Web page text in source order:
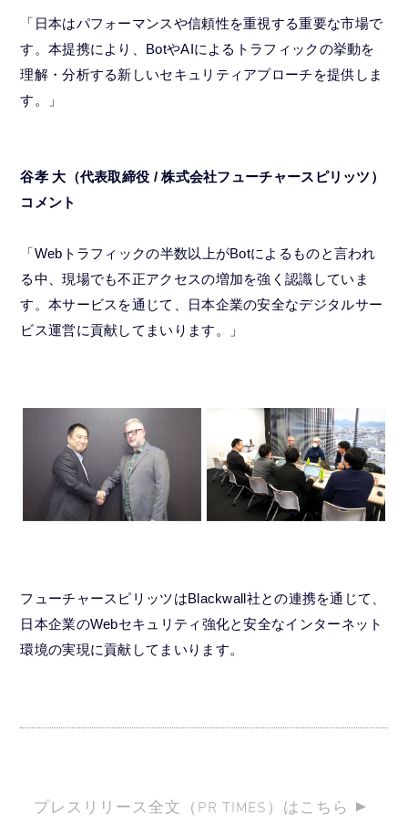
「日本はパフォーマンスや信頼性を重視する重要な市場で
す。本提携により、BotやAIによるトラフィックの挙動を
理解・分析する新しいセキュリティアプローチを提供しま
す。」
谷孝 大（代表取締役 / 株式会社フューチャースピリッツ）
コメント
「Webトラフィックの半数以上がBotによるものと言われ
る中、現場でも不正アクセスの増加を強く認識していま
す。本サービスを通じて、日本企業の安全なデジタルサー
ビス運営に貢献してまいります。」
フューチャースピリッツはBlackwall社との連携を通じて、
日本企業のWebセキュリティ強化と安全なインターネット
環境の実現に貢献してまいります。
プレスリリース全文（PR TIMES）はこちら